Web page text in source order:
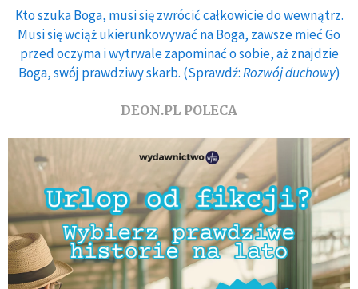
Kto szuka Boga, musi się zwrócić całkowicie do wewnątrz.
Musi się wciąż ukierunkowywać na Boga, zawsze mieć Go
przed oczyma i wytrwale zapominać o sobie, aż znajdzie
Boga, swój prawdziwy skarb. (Sprawdź:Rozwój duchowy)
DEON.PL POLECA